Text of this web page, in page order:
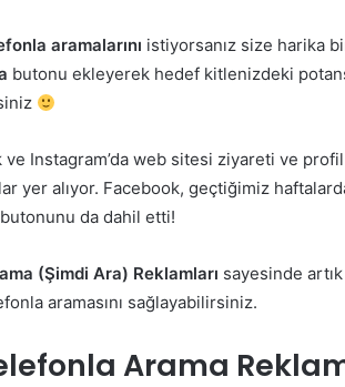
aramalarını istiyorsanız size harika
butonu ekleyerek hedef kitlenizdeki
Instagram’da web sitesi ziyareti ve
yer alıyor. Facebook, geçtiğimiz
butonunu da dahil etti!
(Şimdi Ara) Reklamları sayesinde
aramasını sağlayabilirsiniz.
Arama